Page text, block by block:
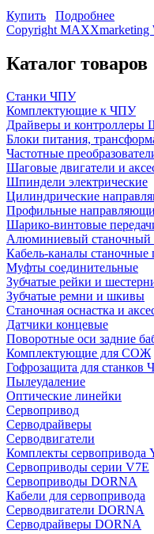
Купить
Подробнее
Copyright MAXXmarketing
Каталог товаров
Станки ЧПУ
Комплектующие к ЧПУ
Драйверы и
Блоки питания,
Частотные
Шаговые двигатели и
Шпиндели электрические
Цилиндрические
Профильные
Шарико-винтовые
Алюминиевый станочный
Кабель-каналы станочные
Муфты соединительные
Зубчатые рейки и
Зубчатые ремни и шкивы
Станочная оснастка и
Датчики концевые
Поворотные оси задние
Комплектующие для СОЖ
Гофрозащита для станков
Пылеудаление
Оптические линейки
Сервопривод
Серводрайверы
Серводвигатели
Комплекты сервопривода
Сервоприводы серии V7E
Сервоприводы DORNA
Кабели для сервопривода
Серводвигатели DORNA
Серводрайверы DORNA